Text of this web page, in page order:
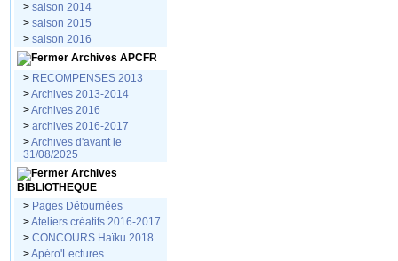
> saison 2014
> saison 2015
> saison 2016
Archives APCFR
> RECOMPENSES 2013
>Archives 2013-2014
>Archives 2016
> archives 2016-2017
>Archives d'avant le
31/08/2025
Archives
BIBLIOTHEQUE
> Pages Détournées
>Ateliers créatifs 2016-2017
> CONCOURS Haïku 2018
>Apéro'Lectures